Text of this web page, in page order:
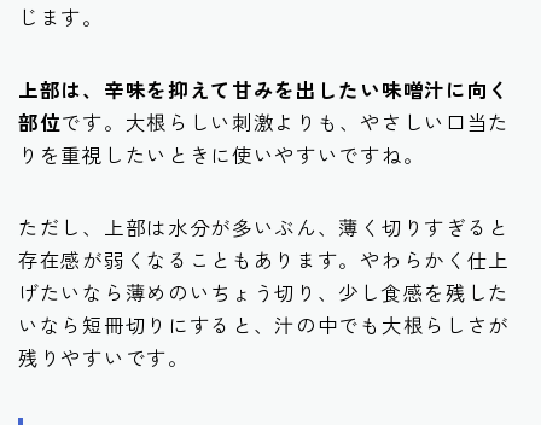
じます。
上部は、辛味を抑えて甘みを出したい味噌汁に向く
部位です。大根らしい刺激よりも、やさしい口当た
りを重視したいときに使いやすいですね。
ただし、上部は水分が多いぶん、薄く切りすぎると
存在感が弱くなることもあります。やわらかく仕上
げたいなら薄めのいちょう切り、少し食感を残した
いなら短冊切りにすると、汁の中でも大根らしさが
残りやすいです。